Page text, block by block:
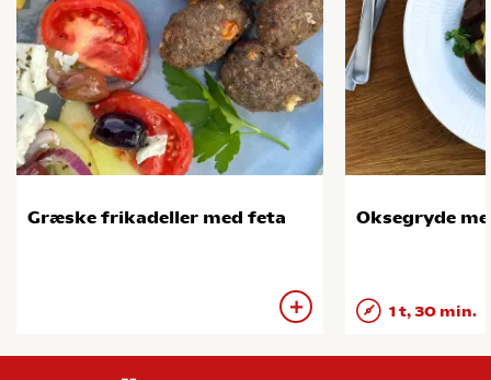
Græske frikadeller med feta Oksegryde
1 t, 30 min.